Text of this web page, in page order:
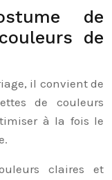
de
de
il convient de
de couleurs
à la fois le
claires et